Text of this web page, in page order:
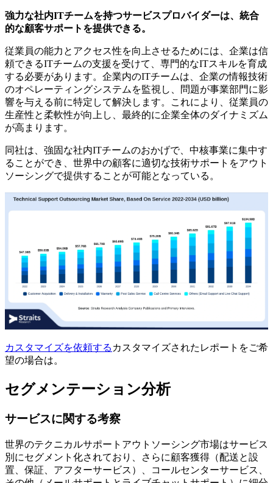
強力な社内ITチームを持つサービスプロバイダーは、統合
的な顧客サポートを提供できる。
従業員の能力とアクセス性を向上させるためには、企業は信
頼できるITチームの支援を受けて、専門的なITスキルを育成
する必要があります。企業内のITチームは、企業の情報技術
のオペレーティングシステムを監視し、問題が事業部門に影
響を与える前に特定して解決します。これにより、従業員の
生産性と柔軟性が向上し、最終的に企業全体のダイナミズム
が高まります。
同社は、強固な社内ITチームのおかげで、中核事業に集中す
ることができ、世界中の顧客に適切な技術サポートをアウト
ソーシングで提供することが可能となっている。
カスタマイズを依頼する カスタマイズされたレポートをご希
望の場合は。
セグメンテーション分析
サービスに関する考察
世界のテクニカルサポートアウトソーシング市場はサービス
別にセグメント化されており、さらに顧客獲得（配送と設
置、保証、アフターサービス）、コールセンターサービス、